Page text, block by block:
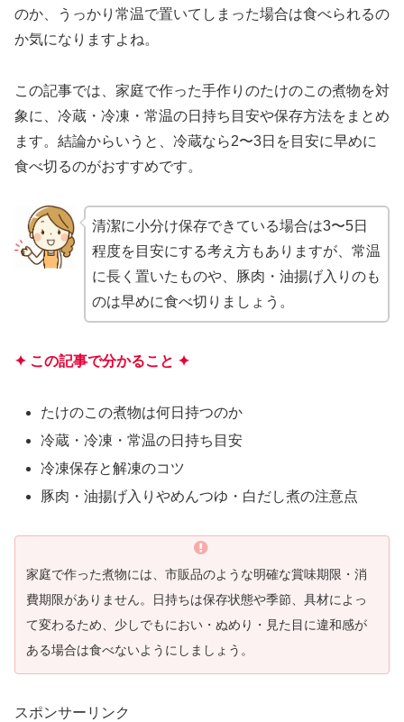
のか、うっかり常温で置いてしまった場合は食べられるの
か気になりますよね。
この記事では、家庭で作った手作りのたけのこの煮物を対
象に、冷蔵・冷凍・常温の日持ち目安や保存方法をまとめ
ます。結論からいうと、冷蔵なら2〜3日を目安に早めに
食べ切るのがおすすめです。
清潔に小分け保存できている場合は3〜5日
程度を目安にする考え方もありますが、常温
に長く置いたものや、豚肉・油揚げ入りのも
のは早めに食べ切りましょう。
✦ この記事で分かること ✦
たけのこの煮物は何日持つのか
冷蔵・冷凍・常温の日持ち目安
冷凍保存と解凍のコツ
豚肉・油揚げ入りやめんつゆ・白だし煮の注意点
家庭で作った煮物には、市販品のような明確な賞味期限・消
費期限がありません。日持ちは保存状態や季節、具材によっ
て変わるため、少しでもにおい・ぬめり・見た目に違和感が
ある場合は食べないようにしましょう。
スポンサーリンク